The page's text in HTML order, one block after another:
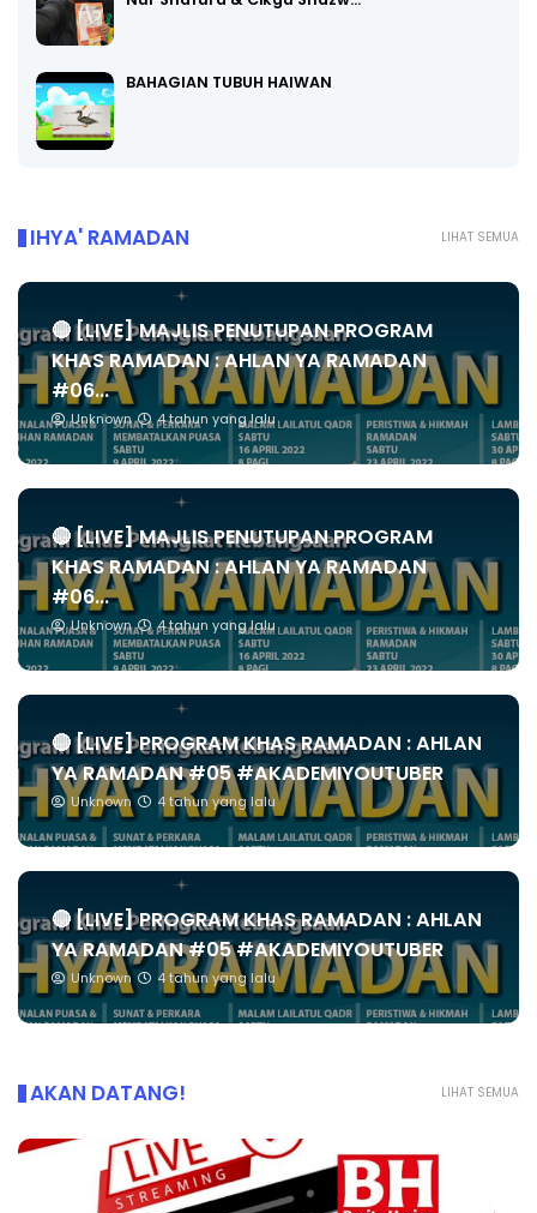
BAHAGIAN TUBUH HAIWAN
LIHAT SEMUA
IHYA' RAMADAN
🔴 [LIVE] MAJLIS PENUTUPAN PROGRAM
KHAS RAMADAN : AHLAN YA RAMADAN
#06...
Unknown 4 tahun yang lalu
🔴 [LIVE] MAJLIS PENUTUPAN PROGRAM
KHAS RAMADAN : AHLAN YA RAMADAN
#06...
Unknown 4 tahun yang lalu
🔴 [LIVE] PROGRAM KHAS RAMADAN : AHLAN
YA RAMADAN #05 #AKADEMIYOUTUBER
Unknown 4 tahun yang lalu
🔴 [LIVE] PROGRAM KHAS RAMADAN : AHLAN
YA RAMADAN #05 #AKADEMIYOUTUBER
Unknown 4 tahun yang lalu
LIHAT SEMUA
AKAN DATANG!